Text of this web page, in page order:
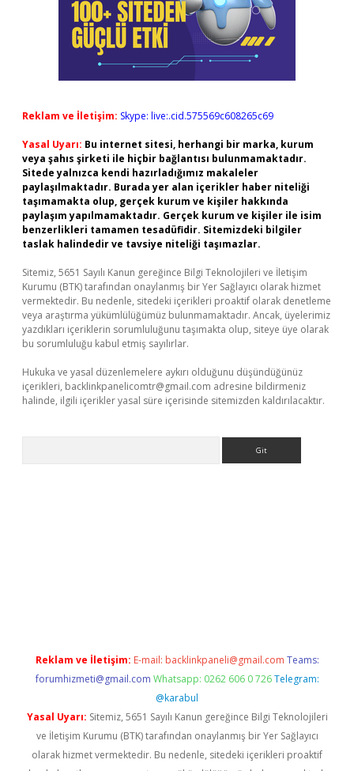
Reklam ve İletişim: Skype: live:.cid.575569c608265c69
Yasal Uyarı: Bu internet sitesi, herhangi bir marka, kurum
veya şahıs şirketi ile hiçbir bağlantısı bulunmamaktadır.
Sitede yalnızca kendi hazırladığımız makaleler
paylaşılmaktadır. Burada yer alan içerikler haber niteliği
taşımamakta olup, gerçek kurum ve kişiler hakkında
paylaşım yapılmamaktadır. Gerçek kurum ve kişiler ile isim
benzerlikleri tamamen tesadüfidir. Sitemizdeki bilgiler
taslak halindedir ve tavsiye niteliği taşımazlar.
Sitemiz, 5651 Sayılı Kanun gereğince Bilgi Teknolojileri ve İletişim
Kurumu (BTK) tarafından onaylanmış bir Yer Sağlayıcı olarak hizmet
vermektedir. Bu nedenle, sitedeki içerikleri proaktif olarak denetleme
veya araştırma yükümlülüğümüz bulunmamaktadır. Ancak, üyelerimiz
yazdıkları içeriklerin sorumluluğunu taşımakta olup, siteye üye olarak
bu sorumluluğu kabul etmiş sayılırlar.
Hukuka ve yasal düzenlemelere aykırı olduğunu düşündüğünüz
içerikleri, backlinkpanelicomtr@gmail.com adresine bildirmeniz
halinde, ilgili içerikler yasal süre içerisinde sitemizden kaldırılacaktır.
Reklam ve İletişim: E-mail: backlinkpaneli@gmail.com Teams:
forumhizmeti@gmail.com Whatsapp: 0262 606 0 726 Telegram:
@karabul
Yasal Uyarı: Sitemiz, 5651 Sayılı Kanun gereğince Bilgi Teknolojileri
ve İletişim Kurumu (BTK) tarafından onaylanmış bir Yer Sağlayıcı
olarak hizmet vermektedir. Bu nedenle, sitedeki içerikleri proaktif